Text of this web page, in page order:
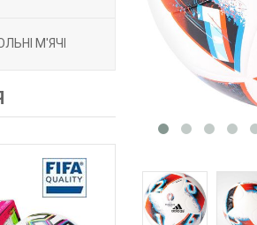
М'ЯЧІ